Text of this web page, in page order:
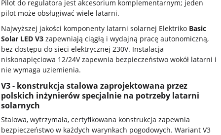
Pilot do regulatora jest akcesorium komplementarnym; jeden
pilot może obsługiwać wiele latarni.
Najwyższej jakości komponenty latarni solarnej Elektriko Basic
Solar LED V3 zapewniają ciągłą i wydajną pracę autonomiczną,
bez dostępu do sieci elektrycznej 230V. Instalacja
niskonapięciowa 12/24V zapewnia bezpieczeństwo wokół latarni i
nie wymaga uziemienia.
V3 - konstrukcja stalowa zaprojektowana przez
polskich inżynierów specjalnie na potrzeby latarni
solarnych
Stalowa, wytrzymała, certyfikowana konstrukcja zapewnia
bezpieczeństwo w każdych warynkach pogodowych. Wariant V3